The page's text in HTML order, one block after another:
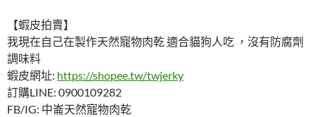
【蝦皮拍賣】
我現在自己在製作天然寵物肉乾 適合貓狗人吃 ，沒有防腐劑
調味料
蝦皮網址: https://shopee.tw/twjerky
訂購LINE: 0900109282
FB/IG: 中崙天然寵物肉乾